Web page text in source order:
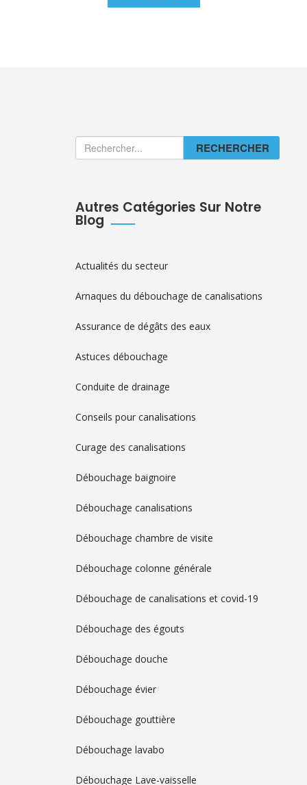
RECHERCHER
Autres Catégories Sur Notre
Blog
Actualités du secteur
Arnaques du débouchage de canalisations
Assurance de dégâts des eaux
Astuces débouchage
Conduite de drainage
Conseils pour canalisations
Curage des canalisations
Débouchage baignoire
Débouchage canalisations
Débouchage chambre de visite
Débouchage colonne générale
Débouchage de canalisations et covid-19
Débouchage des égouts
Débouchage douche
Débouchage évier
Débouchage gouttière
Débouchage lavabo
Débouchage Lave-vaisselle